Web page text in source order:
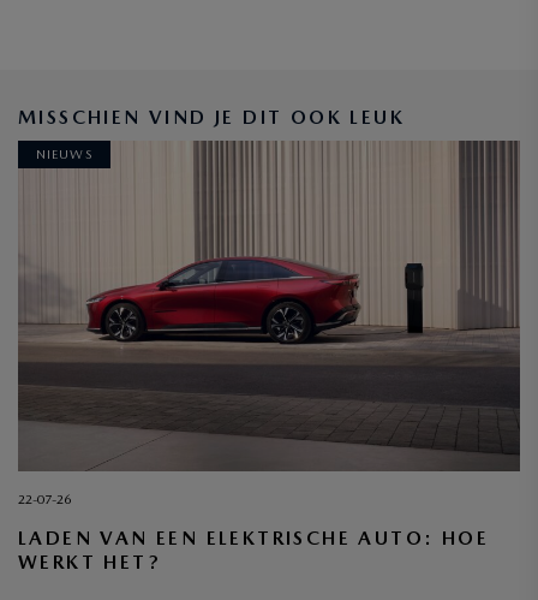
MISSCHIEN VIND JE DIT OOK LEUK
NIEUWS
22-07-26
LADEN VAN EEN ELEKTRISCHE AUTO: HOE
WERKT HET?